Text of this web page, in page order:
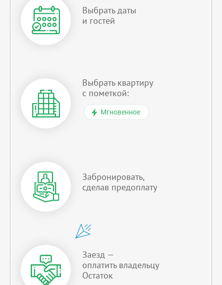
Выбрать даты
и гостей
Выбрать квартиру
с пометкой:
Мгновенное
Забронировать,
сделав предоплату
Заезд —
оплатить владельцу
Остаток